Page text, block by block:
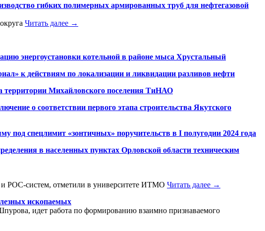
гибких полимерных армированных труб для нефтегазовой
Читать далее →
энергоустановки котельной в районе мыса Хрустальный
к действиям по локализации и ликвидации разливов нефти
территории Михайловского поселения ТиНАО
о соответствии первого этапа строительства Якутского
спецлимит «зонтичных» поручительств в I полугодии 2024 года
в населенных пунктах Орловской области техническим
и POC-систем, отметили в университете ИТМО Читать далее →
ископаемых
идет работа по формированию взаимно признаваемого